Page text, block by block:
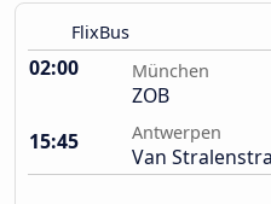
FlixBus
02:00 München
ZOB
15:45
Antwerpen
Van